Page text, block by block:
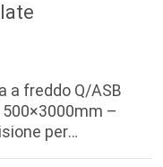
a freddo Q/ASB
–
per